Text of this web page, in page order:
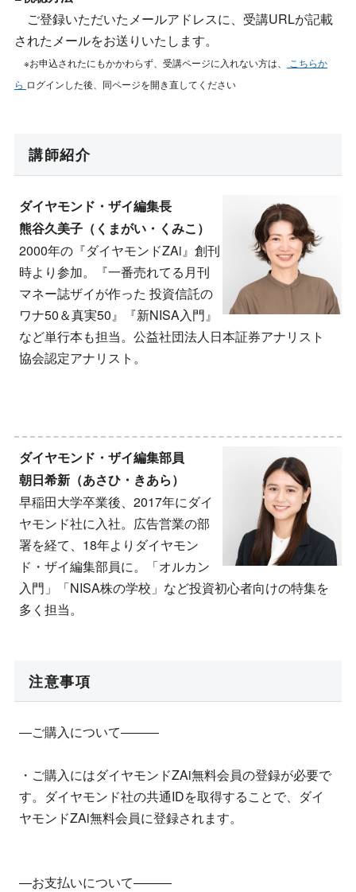
ご登録いただいたメールアドレスに、受講URLが記載
されたメールをお送りいたします。
※お申込されたにもかかわらず、受講ページに入れない方は、
こちらか
ら ログインした後、同ページを開き直してください
講師紹介
ダイヤモンド・ザイ編集長
熊谷久美子（くまがい・くみこ）
2000年の『ダイヤモンドZAi』創刊
時より参加。『一番売れてる月刊
マネー誌ザイが作った 投資信託の
ワナ50＆真実50』『新NISA入門』
など単行本も担当。公益社団法人日本証券アナリスト
協会認定アナリスト。
ダイヤモンド・ザイ編集部員
朝日希新（あさひ・きあら）
早稲田大学卒業後、2017年にダイ
ヤモンド社に入社。広告営業の部
署を経て、18年よりダイヤモン
ド・ザイ編集部員に。「オルカン
入門」「NISA株の学校」など投資初心者向けの特集を
多く担当。
注意事項
―ご購入について―――
・ご購入にはダイヤモンドZAi無料会員の登録が必要で
す。ダイヤモンド社の共通IDを取得することで、ダイ
ヤモンドZAi無料会員に登録されます。
―お支払いについて―――